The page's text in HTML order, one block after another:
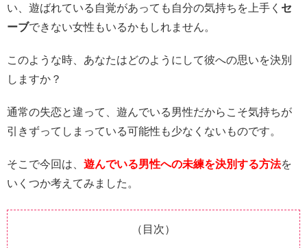
い、遊ばれている自覚があっても自分の気持ちを上手く セ
ーブできない女性もいるかもしれません。
このような時、あなたはどのようにして彼への思いを決別
しますか？
通常の失恋と違って、遊んでいる男性だからこそ気持ちが
引きずってしまっている可能性も少なくないものです。
そこで今回は、 遊んでいる男性への未練を決別する方法を
いくつか考えてみました。
（目次）